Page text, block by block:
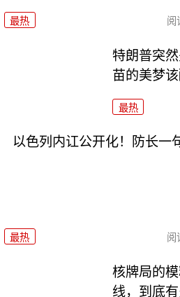
最热 阅
特朗普突
苗的美梦
最热
以色列内讧公开化！防长一
最热 阅
核牌局的
线，到底有